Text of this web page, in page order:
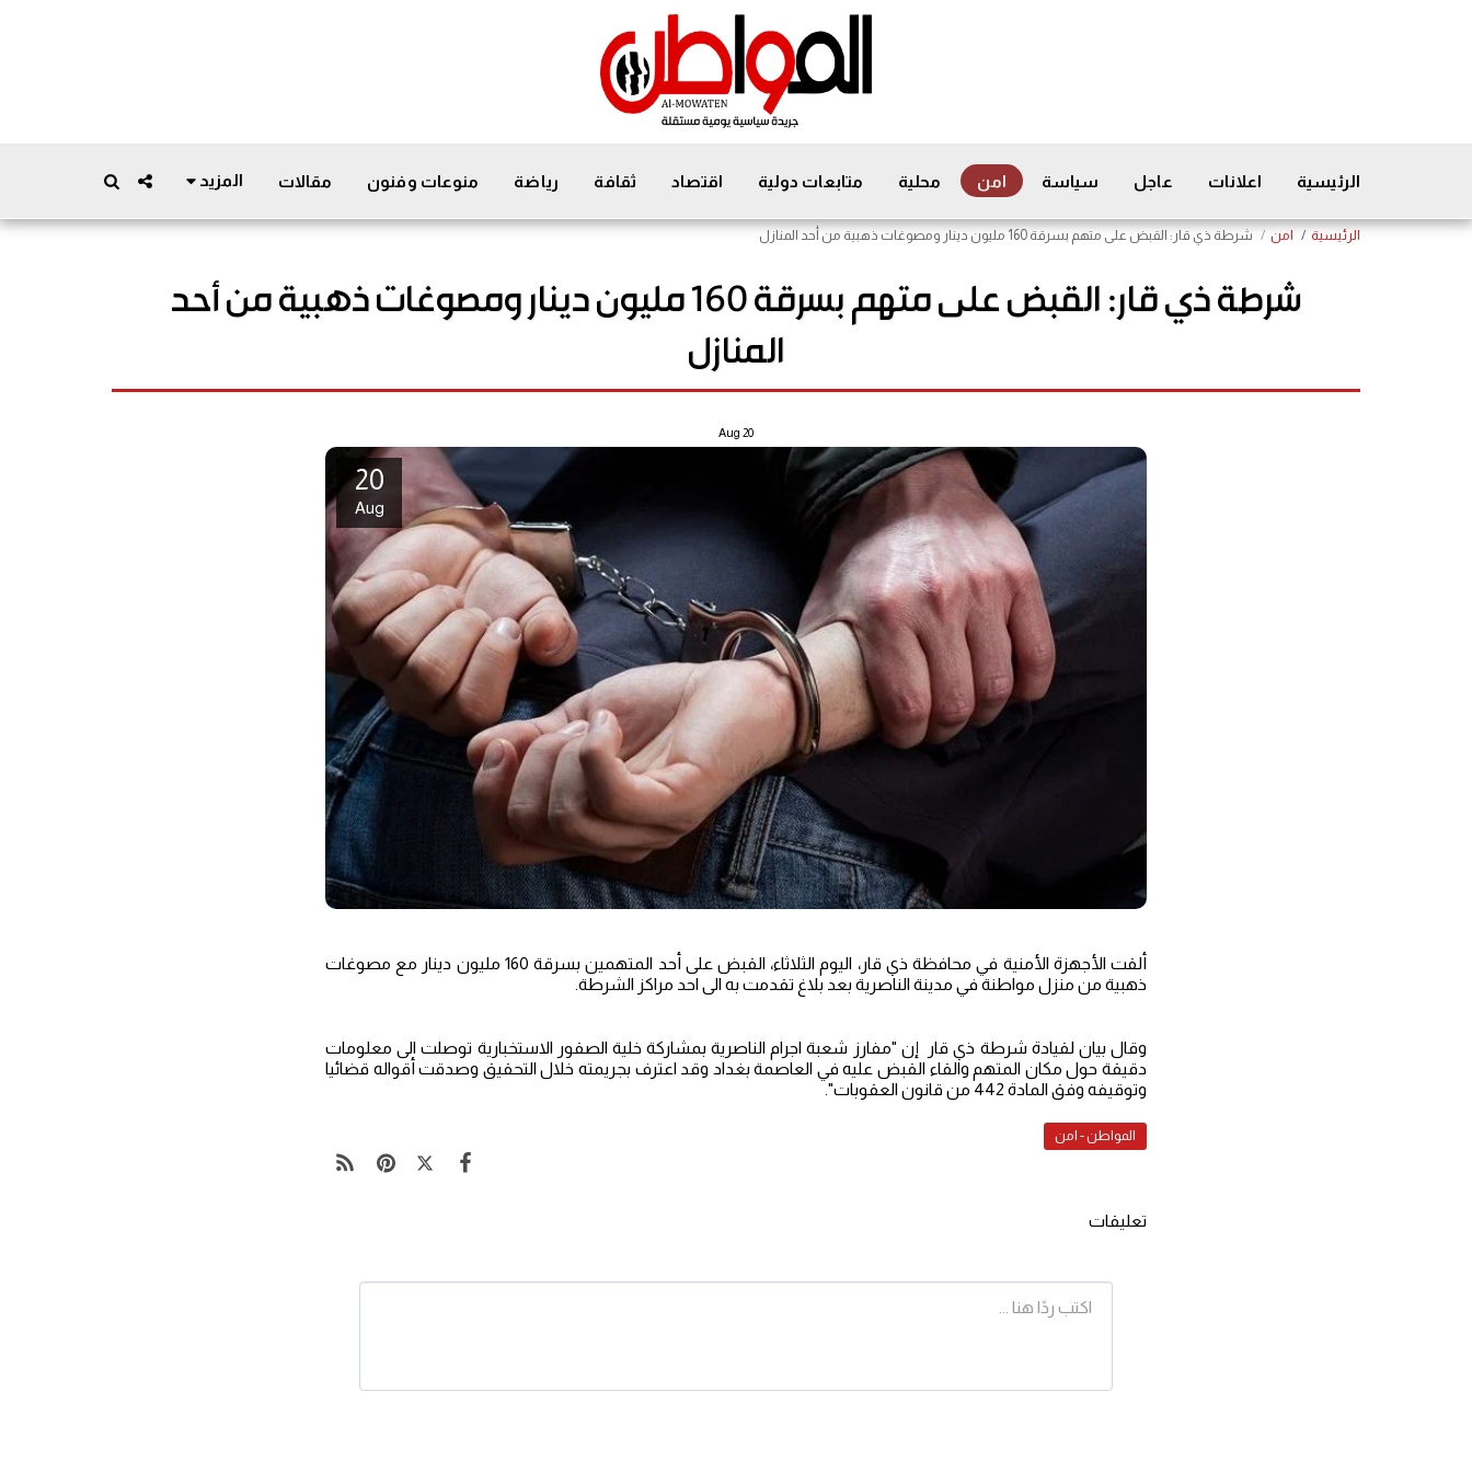
الرئيسية اعلانات عاجل سياسة امن محلية متابعات دولية اقتصاد ثقافة رياضة منوعات وفنون مقالات المزيد
الرئيسية امن شرطة ذي قار: القبض على متهم بسرقة 160 مليون دينار ومصوغات ذهبية من أحد المنازل
شرطة ذي قار: القبض على متهم بسرقة 160 مليون دينار ومصوغات ذهبية من أحد
المنازل
20
Aug
20
Aug
ألقت الأجهزة الأمنية في محافظة ذي قار، اليوم الثلاثاء، القبض على أحد المتهمين بسرقة 160 مليون دينار مع مصوغات
ذهبية من منزل مواطنة في مدينة الناصرية بعد بلاغ تقدمت به الى احد مراكز الشرطة.
وقال بيان لقيادة شرطة ذي قار إن "مفارز شعبة اجرام الناصرية بمشاركة خلية الصقور الاستخبارية توصلت الى معلومات
دقيقة حول مكان المتهم والقاء القبض عليه في العاصمة بغداد وقد اعترف بجريمته خلال التحقيق وصدقت أقواله قضائيا
وتوقيفه وفق المادة 442 من قانون العقوبات".
المواطن - امن
تعليقات